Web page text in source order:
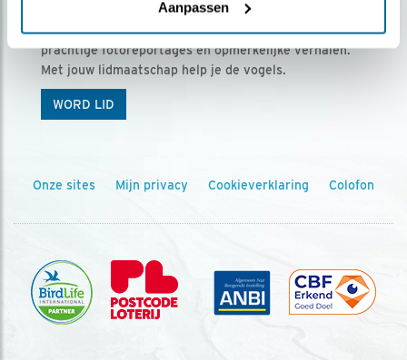
Aanpassen
Vogels is het tijdschrift voor onze leden, met
prachtige fotoreportages en opmerkelijke verhalen.
Met jouw lidmaatschap help je de vogels.
WORD LID
Onze sites Mijn privacy Cookieverklaring Colofon